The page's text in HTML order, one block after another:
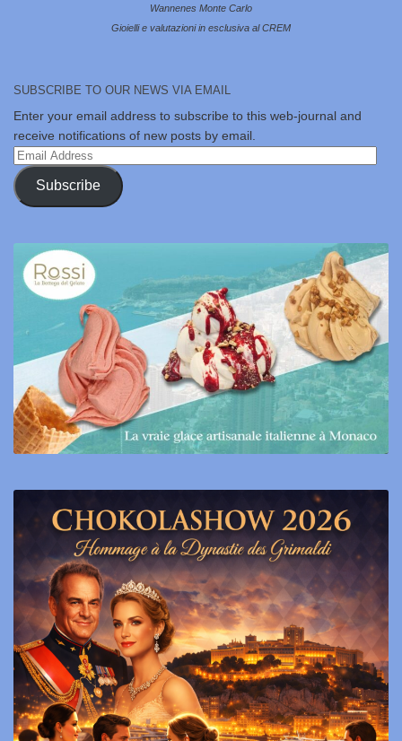
Wannenes Monte Carlo
Gioielli e valutazioni in esclusiva al CREM
SUBSCRIBE TO OUR NEWS VIA EMAIL
Enter your email address to subscribe to this web-journal and
receive notifications of new posts by email.
Email
Address
Subscribe